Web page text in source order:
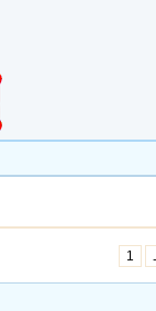
1